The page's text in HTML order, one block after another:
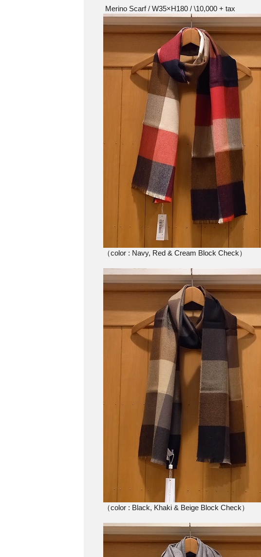
Merino Scarf / W35×H180 / \10,000 + tax
（color : Navy, Red & Cream Block Check）
（color : Black, Khaki & Beige Block Check）